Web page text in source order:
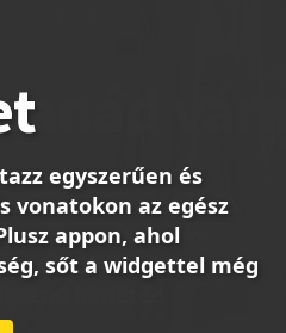
egyszerűen és
vonatokon az egész
appon, ahol
sőt a widgettel még